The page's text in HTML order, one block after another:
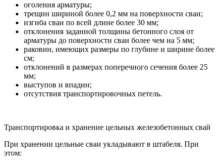
оголения арматуры;
трещин шириной более 0,2 мм на поверхности сваи;
изгиба сваи по всей длине более 30 мм;
отклонения заданной толщины бетонного слоя от
арматуры до поверхности сваи более чем на 5 мм;
раковин, имеющих размеры по глубине и ширине более
см;
отклонений в размерах поперечного сечения более 25
мм;
выступов и впадин;
отсутствия транспортировочных петель.
Транспортировка и хранение цельных железобетонных свай
При хранении цельные сваи укладывают в штабеля. При
этом: